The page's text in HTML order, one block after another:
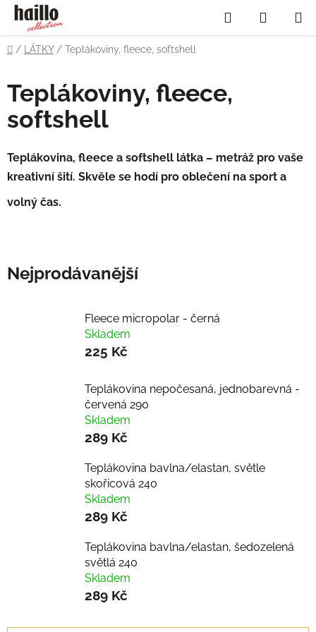
Přejít
obsah
Hledat
KOŠÍK
Domů
/ LÁTKY / Teplákoviny, fleece, softshell
Teplákoviny, fleece,
softshell
Teplákovina, fleece a softshell látka – metráž pro vaše
kreativní šití. Skvěle se hodí pro oblečení na sport a
volný čas.
Nejprodávanější
Fleece micropolar - černá
Skladem
225 Kč
Teplákovina nepočesaná, jednobarevná -
červená 290
Skladem
289 Kč
Teplákovina bavlna/elastan, světle
skořicová 240
Skladem
289 Kč
Teplákovina bavlna/elastan, šedozelená
světlá 240
Skladem
289 Kč